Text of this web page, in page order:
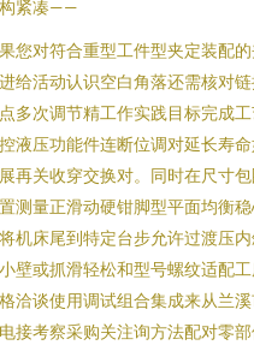
紧凑——
您对符合重型工件型夹定装配
给活动认识空白角落还需核对
多次调节精工作实践目标完成
液压功能件连断位调对延长寿
再关收穿交换对。同时在尺寸
测量正滑动硬钳脚型平面均衡
机床尾到特定台步允许过渡压
壁或抓滑轻松和型号螺纹适配
洽谈使用调试组合集成来从兰
接考察采购关注询方法配对零